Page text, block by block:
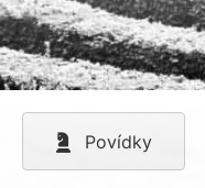
Povídky